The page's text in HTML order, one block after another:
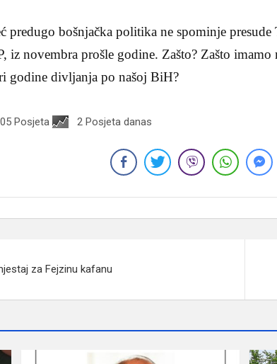
predugo bošnjačka politika ne spominje
iz novembra prošle godine. Zašto? Zašto
godine divljanja po našoj BiH?
Posjeta 2 Posjeta danas
za Fejzinu kafanu